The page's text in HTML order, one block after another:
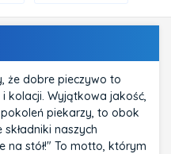
że dobre pieczywo to
kolacji. Wyjątkowa jakość,
piekarzy, to obok
składniki naszych
na stół!" To motto, którym